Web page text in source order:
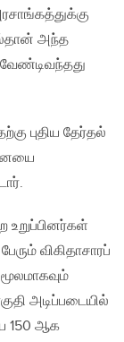
அந்த
புதிய தேர்தல்
விகிதாசாரப்
அடிப்படையில்
150 ஆக